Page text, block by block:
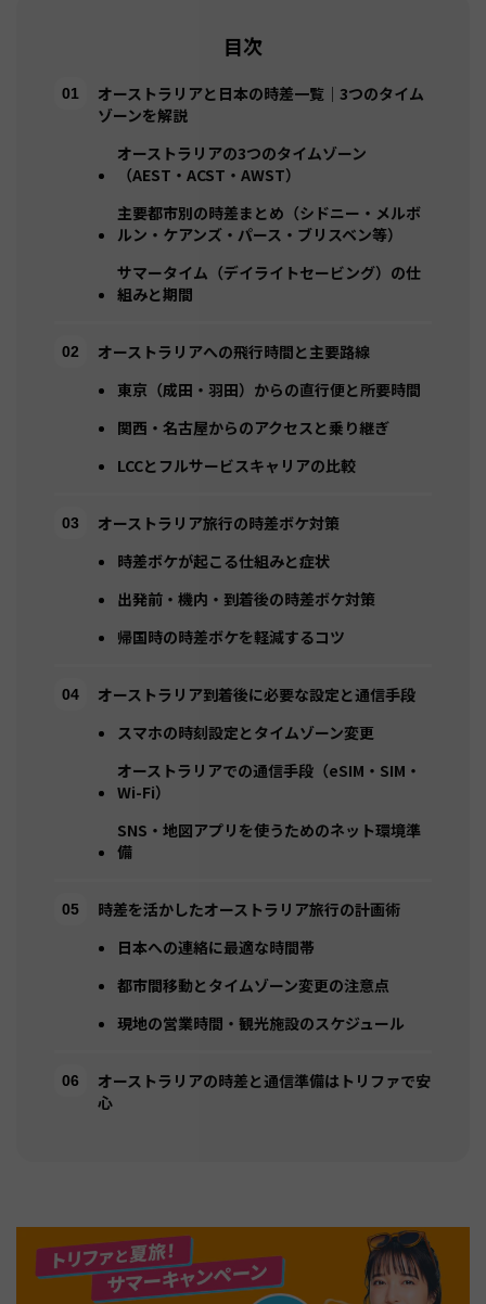
目次
オーストラリアと日本の時差一覧｜3つのタイム
ゾーンを解説
オーストラリアの3つのタイムゾーン
（AEST・ACST・AWST）
主要都市別の時差まとめ（シドニー・メルボ
ルン・ケアンズ・パース・ブリスベン等）
サマータイム（デイライトセービング）の仕
組みと期間
オーストラリアへの飛行時間と主要路線
東京（成田・羽田）からの直行便と所要時間
関西・名古屋からのアクセスと乗り継ぎ
LCCとフルサービスキャリアの比較
オーストラリア旅行の時差ボケ対策
時差ボケが起こる仕組みと症状
出発前・機内・到着後の時差ボケ対策
帰国時の時差ボケを軽減するコツ
オーストラリア到着後に必要な設定と通信手段
スマホの時刻設定とタイムゾーン変更
オーストラリアでの通信手段（eSIM・SIM・
Wi-Fi）
SNS・地図アプリを使うためのネット環境準
備
時差を活かしたオーストラリア旅行の計画術
日本への連絡に最適な時間帯
都市間移動とタイムゾーン変更の注意点
現地の営業時間・観光施設のスケジュール
オーストラリアの時差と通信準備はトリファで安
心